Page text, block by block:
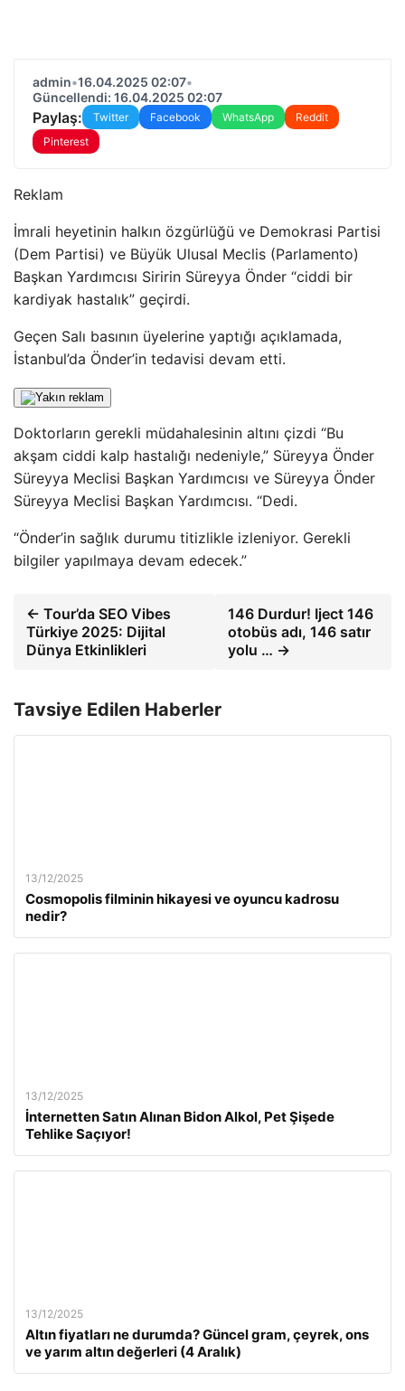
admin•16.04.2025 02:07•
Güncellendi: 16.04.2025 02:07
Paylaş: Twitter Facebook WhatsApp
Reddit
Pinterest
Reklam
İmrali heyetinin halkın özgürlüğü ve Demokrasi Partisi
(Dem Partisi) ve Büyük Ulusal Meclis (Parlamento)
Başkan Yardımcısı Siririn Süreyya Önder “ciddi bir
kardiyak hastalık” geçirdi.
Geçen Salı basının üyelerine yaptığı açıklamada,
İstanbul’da Önder’in tedavisi devam etti.
Doktorların gerekli müdahalesinin altını çizdi “Bu
akşam ciddi kalp hastalığı nedeniyle,” Süreyya Önder
Süreyya Meclisi Başkan Yardımcısı ve Süreyya Önder
Süreyya Meclisi Başkan Yardımcısı. “Dedi.
“Önder’in sağlık durumu titizlikle izleniyor. Gerekli
bilgiler yapılmaya devam edecek.”
← Tour’da SEO Vibes
Türkiye 2025: Dijital
Dünya Etkinlikleri
146 Durdur! Iject 146
otobüs adı, 146 satır
yolu … →
Tavsiye Edilen Haberler
13/12/2025
Cosmopolis filminin hikayesi ve oyuncu kadrosu
nedir?
13/12/2025
İnternetten Satın Alınan Bidon Alkol, Pet Şişede
Tehlike Saçıyor!
13/12/2025
Altın fiyatları ne durumda? Güncel gram, çeyrek, ons
ve yarım altın değerleri (4 Aralık)